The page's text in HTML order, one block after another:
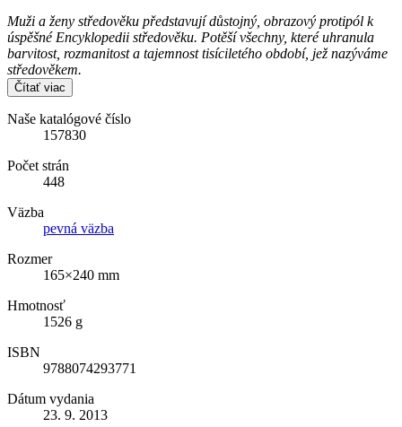
Muži a ženy středověku představují důstojný, obrazový protipól k
úspěšné Encyklopedii středověku. Potěší všechny, které uhranula
barvitost, rozmanitost a tajemnost tisíciletého období, jež nazýváme
středověkem.
Čítať viac
Naše katalógové číslo
157830
Počet strán
448
Väzba
pevná väzba
Rozmer
165×240 mm
Hmotnosť
1526 g
ISBN
9788074293771
Dátum vydania
23. 9. 2013